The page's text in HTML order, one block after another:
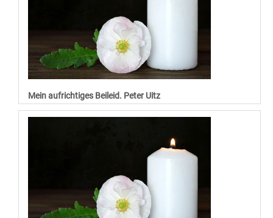
Mein aufrichtiges Beileid. Peter Uitz